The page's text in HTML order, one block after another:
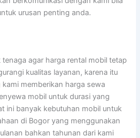
urusan penting anda.
tenaga agar harga rental mobil tetap
kualitas layanan, karena itu
memberikan harga sewa
mobil untuk durasi yang
ini banyak kebutuhan mobil untuk
di Bogor yang menggunakan
bahkan tahunan dari kami